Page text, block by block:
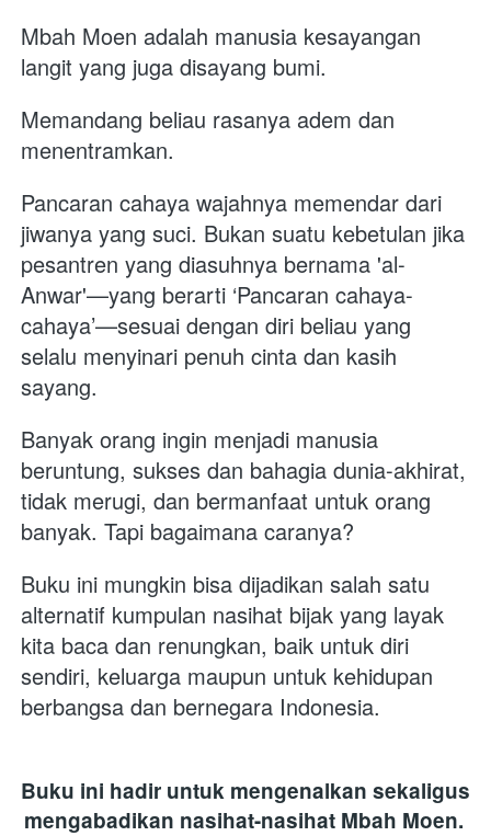
Mbah Moen adalah manusia kesayangan
langit yang juga disayang bumi.
Memandang beliau rasanya adem dan
menentramkan.
Pancaran cahaya wajahnya memendar dari
jiwanya yang suci. Bukan suatu kebetulan jika
pesantren yang diasuhnya bernama 'al-
Anwar'—yang berarti ‘Pancaran cahaya-
cahaya’—sesuai dengan diri beliau yang
selalu menyinari penuh cinta dan kasih
sayang.
Banyak orang ingin menjadi manusia
beruntung, sukses dan bahagia dunia-akhirat,
tidak merugi, dan bermanfaat untuk orang
banyak. Tapi bagaimana caranya?
Buku ini mungkin bisa dijadikan salah satu
alternatif kumpulan nasihat bijak yang layak
kita baca dan renungkan, baik untuk diri
sendiri, keluarga maupun untuk kehidupan
berbangsa dan bernegara Indonesia.
Buku ini hadir untuk mengenalkan sekaligus
mengabadikan nasihat-nasihat Mbah Moen.